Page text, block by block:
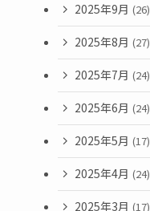
2025年9月 (26)
2025年8月 (27)
2025年7月 (24)
2025年6月 (24)
2025年5月 (17)
2025年4月 (24)
2025年3月 (17)